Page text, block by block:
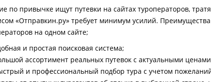
по привычке ищут путевки на сайтах туроператоров,
«Отправкин.ру» требует минимум усилий.
на одном сайте;
и простая поисковая система;
ассортимент реальных путевок с актуальными
и профессиональный подбор тура с учетом